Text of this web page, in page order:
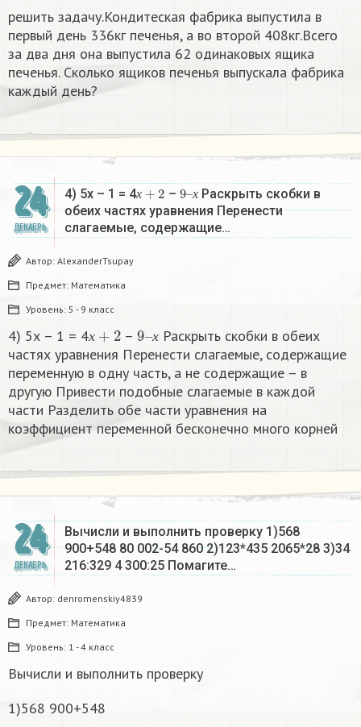
решить задачу.Кондитеская фабрика выпустила в
первый день 336кг печенья, а во второй 408кг.Всего
за два дня она выпустила 62 одинаковых ящика
печенья. Сколько ящиков печенья выпускала фабрика
каждый день?
24
ДЕКАБРЬ
4) 5х – 1 = 4х
х+2 – х
9–
х
Раскрыть скобки в
обеих частях уравнения Перенести
слагаемые, содержащие…
Автор: AlexanderTsupay
Предмет: Математика
Уровень: 5 - 9 класс
4) 5х – 1 = 4х – х
9
х
Раскрыть скобки в обеих
частях уравнения Перенести слагаемые, содержащие
переменную в одну часть, а не содержащие – в
другую Привести подобные слагаемые в каждой
части Разделить обе части уравнения на
коэффициент переменной бесконечно много корней​
24
ДЕКАБРЬ
Вычисли и выполнить проверку 1)568
900+548 80 002-54 860 2)123*435 2065*28 3)34
216:329 4 300:25 Помагите…
Автор: denromenskiy4839
Предмет: Математика
Уровень: 1 - 4 класс
Вычисли и выполнить проверку
1)568 900+548